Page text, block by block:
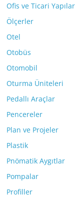
Ofis ve Ticari Yapılar
Ölçerler
Otel
Otobüs
Otomobil
Oturma Üniteleri
Pedallı Araçlar
Pencereler
Plan ve Projeler
Plastik
Pnömatik Aygıtlar
Pompalar
Profiller